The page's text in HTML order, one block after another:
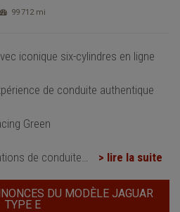
99 712 mi
iconique six-cylindres en ligne
de conduite authentique
Green
de conduite > lire la suite
DU MODÈLE JAGUAR
TYPE E